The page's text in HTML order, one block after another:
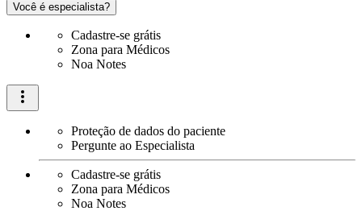
Você é especialista?
Cadastre-se grátis
Zona para Médicos
Noa Notes
Proteção de dados do paciente
Pergunte ao Especialista
Cadastre-se grátis
Zona para Médicos
Noa Notes